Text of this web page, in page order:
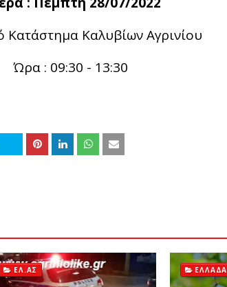
Κατάστημα Καλυβίων Αγρινίου
Ώρα : 09:30 - 13:30
ΕΛ.ΑΣ ΕΛΛΆΔΑ